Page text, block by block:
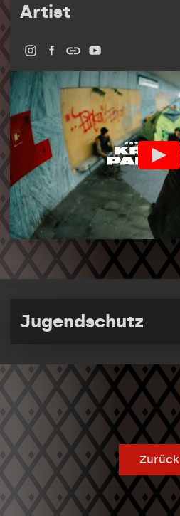
Artist
Jugendschutz
Zurück